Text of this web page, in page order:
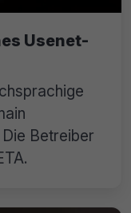
Usenet-
Betreiber